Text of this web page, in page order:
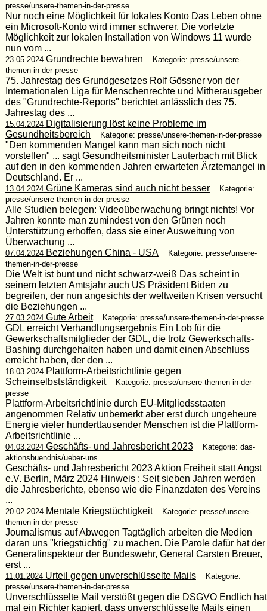
presse/unsere-themen-in-der-presse
Nur noch eine Möglichkeit für lokales Konto Das Leben ohne
ein Microsoft-Konto wird immer schwerer. Die vorletzte
Möglichkeit zur lokalen Installation von Windows 11 wurde
nun vom ...
23.05.2024Grundrechte bewahren
Kategorie: presse/unsere-
themen-in-der-presse
75. Jahrestag des Grundgesetzes Rolf Gössner von der
Internationalen Liga für Menschenrechte und Mitherausgeber
des "Grundrechte-Reports" berichtet anlässlich des 75.
Jahrestag des ...
15.04.2024Digitalisierung löst keine Probleme im
Gesundheitsbereich
Kategorie: presse/unsere-themen-in-der-presse
"Den kommenden Mangel kann man sich noch nicht
vorstellen" ... sagt Gesundheitsminister Lauterbach mit Blick
auf den in den kommenden Jahren erwarteten Ärztemangel in
Deutschland. Er ...
13.04.2024Grüne Kameras sind auch nicht besser
Kategorie:
presse/unsere-themen-in-der-presse
Alle Studien belegen: Videoüberwachung bringt nichts! Vor
Jahren konnte man zumindest von den Grünen noch
Unterstützung erhoffen, dass sie einer Ausweitung von
Überwachung ...
07.04.2024Beziehungen China - USA
Kategorie: presse/unsere-
themen-in-der-presse
Die Welt ist bunt und nicht schwarz-weiß Das scheint in
seinem letzten Amtsjahr auch US Präsident Biden zu
begreifen, der nun angesichts der weltweiten Krisen versucht
die Beziehungen ...
27.03.2024Gute Arbeit Kategorie: presse/unsere-themen-in-der-presse
GDL erreicht Verhandlungsergebnis Ein Lob für die
Gewerkschaftsmitglieder der GDL, die trotz Gewerkschafts-
Bashing durchgehalten haben und damit einen Abschluss
erreicht haben, der den ...
18.03.2024Plattform-Arbeitsrichtlinie gegen
Scheinselbstständigkeit
Kategorie: presse/unsere-themen-in-der-
presse
Plattform-Arbeitsrichtlinie durch EU-Mitgliedsstaaten
angenommen Relativ unbemerkt aber erst durch ungeheure
Energie vieler hunderttausender Menschen ist die Plattform-
Arbeitsrichtlinie ...
04.03.2024Geschäfts- und Jahresbericht 2023
Kategorie: das-
aktionsbuendnis/ueber-uns
Geschäfts- und Jahresbericht 2023 Aktion Freiheit statt Angst
e.V. Berlin, März 2024 Hinweis : Seit sieben Jahren werden
die Jahresberichte, ebenso wie die Finanzdaten des Vereins
...
20.02.2024Mentale Kriegstüchtigkeit
Kategorie: presse/unsere-
themen-in-der-presse
Journalismus auf Abwegen Tagtäglich arbeiten die Medien
daran uns "kriegstüchtig" zu machen. Die Parole dafür hat der
Generalinspekteur der Bundeswehr, General Carsten Breuer,
erst ...
11.01.2024Urteil gegen unverschlüsselte Mails
Kategorie:
presse/unsere-themen-in-der-presse
Unverschlüsselte Mail verstößt gegen die DSGVO Endlich hat
mal ein Richter kapiert, dass unverschlüsselte Mails einen